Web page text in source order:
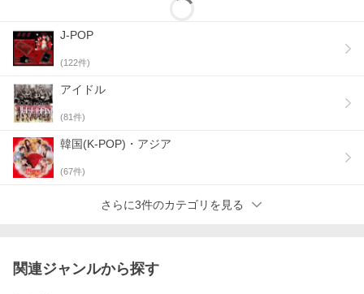
J-POP
(122件)
アイドル
(81件)
韓国(K-POP)・アジア
(67件)
さらに3件のカテゴリを見る
関連ジャンルから探す